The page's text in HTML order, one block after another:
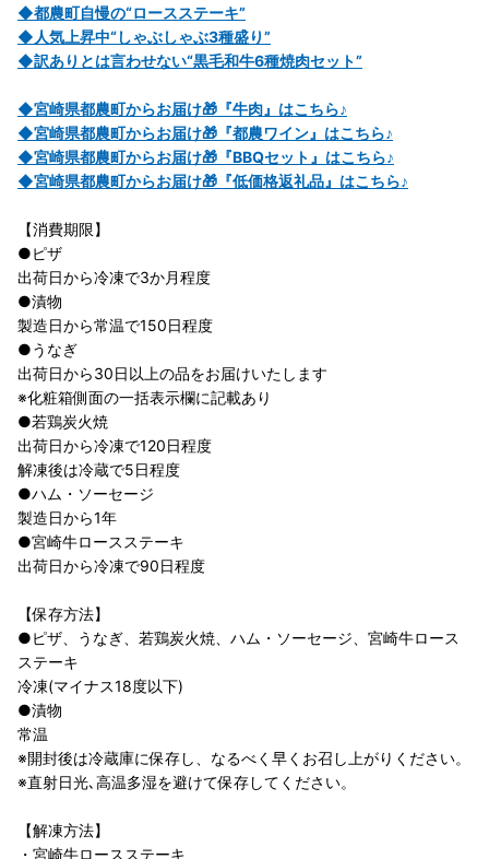
◆都農町自慢の“ロースステーキ”
◆人気上昇中“しゃぶしゃぶ3種盛り”
◆訳ありとは言わせない“黒毛和牛6種焼肉セット”
◆宮崎県都農町からお届け🎁『牛肉』はこちら♪
◆宮崎県都農町からお届け🎁『都農ワイン』はこちら♪
◆宮崎県都農町からお届け🎁『BBQセット』はこちら♪
◆宮崎県都農町からお届け🎁『低価格返礼品』はこちら♪
【消費期限】
●ピザ
出荷日から冷凍で3か月程度
●漬物
製造日から常温で150日程度
●うなぎ
出荷日から30日以上の品をお届けいたします
※化粧箱側面の一括表示欄に記載あり
●若鶏炭火焼
出荷日から冷凍で120日程度
解凍後は冷蔵で5日程度
●ハム・ソーセージ
製造日から1年
●宮崎牛ロースステーキ
出荷日から冷凍で90日程度
【保存方法】
●ピザ、うなぎ、若鶏炭火焼、ハム・ソーセージ、宮崎牛ロース
ステーキ
冷凍(マイナス18度以下)
●漬物
常温
※開封後は冷蔵庫に保存し、なるべく早くお召し上がりください。
※直射⽇光､⾼温多湿を避けて保存してください。
【解凍方法】
・宮崎牛ロースステーキ